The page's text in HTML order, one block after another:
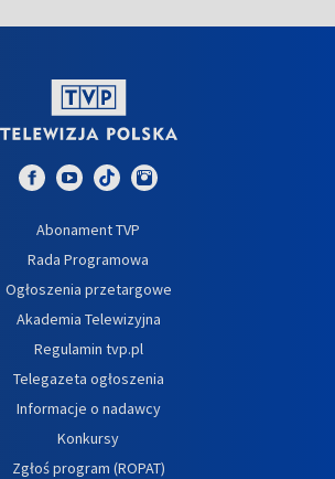
Abonament TVP
Rada Programowa
Ogłoszenia przetargowe
Akademia Telewizyjna
Regulamin tvp.pl
Telegazeta ogłoszenia
Informacje o nadawcy
Konkursy
Zgłoś program (ROPAT)